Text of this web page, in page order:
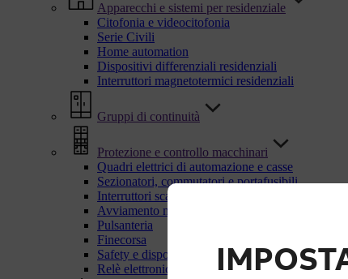
Apparecchi e sistemi per residenziale
Citofonia e videocitofonia
Serie Civili
Home automation
Dispositivi differenziali residenziali
Interruttori magnetotermici residenziali
Gruppi di continuità
Protezione e controllo macchinari
Quadri elettrici di automazione e casse
Sezionatori, commutatori e portafusibili
Interruttori scatolati UL
Avviamento motori
Pulsanteria
Finecorsa
Safety e dispositivi di sicurezza
Relè elettronici e di controllo